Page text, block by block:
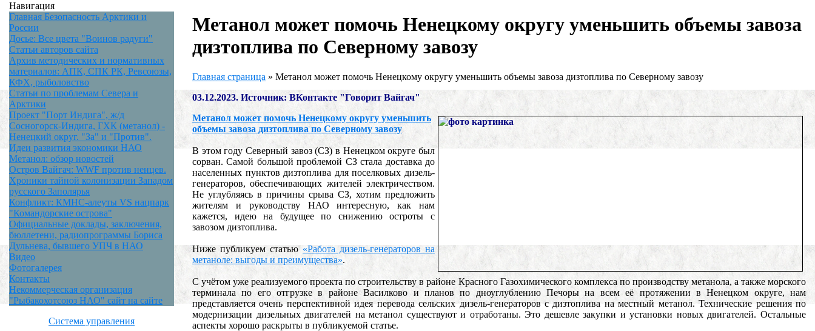
Навигация
Главная Безопасность Арктики и
России
Досье: Все цвета "Воинов радуги"
Статьи авторов сайта
Архив методических и нормативных
материалов: АПК, СПК РК, Ревсоюзы,
КФХ, рыболовство
Статьи по проблемам Севера и
Арктики
Проект "Порт Индига", ж/д
Сосногорск-Индига, ГХК (метанол) -
Ненецкий округ. "За" и "Против".
Идеи развития экономики НАО
Метанол: обзор новостей
Остров Вайгач: WWF против ненцев.
Хроники тайной колонизации Западом
русского Заполярья
Конфликт: КМНС-алеуты VS нацпарк
"Командорские острова"
Официальные доклады, заключения,
бюллетени, радиопрограммы Бориса
Дульнева, бывшего УПЧ в НАО
Видео
Фотогалерея
Контакты
Некоммерческая организация
"Рыбакохотсоюз НАО" сайт на сайте
Система управления
Метанол может помочь Ненецкому округу уменьшить объемы завоза
дизтоплива по Северному завозу
Главная страница » Метанол может помочь Ненецкому округу уменьшить объемы завоза дизтоплива по Северному завозу
03.12.2023. Источник: ВКонтакте "Говорит Вайгач"
Метанол может помочь Ненецкому округу уменьшить
объемы завоза дизтоплива по Северному завозу
В этом году Северный завоз (СЗ) в Ненецком округе был
сорван. Самой большой проблемой СЗ стала доставка до
населенных пунктов дизтоплива для поселковых дизель-
генераторов, обеспечивающих жителей электричеством.
Не углубляясь в причины срыва СЗ, хотим предложить
жителям и руководству НАО интересную, как нам
кажется, идею на будущее по снижению остроты с
завозом дизтоплива.
Ниже публикуем статью «Работа дизель-генераторов на
метаноле: выгоды и преимущества».
С учётом уже реализуемого проекта по строительству в районе Красного Газохимического комплекса по производству метанола, а также морского
терминала по его отгрузке в районе Василково и планов по дноуглублению Печоры на всем её протяжении в Ненецком округе, нам
представляется очень перспективной идея перевода сельских дизель-генераторов с дизтоплива на местный метанол. Технические решения по
модернизации дизельных двигателей на метанол существуют и отработаны. Это дешевле закупки и установки новых двигателей. Остальные
аспекты хорошо раскрыты в публикуемой статье.